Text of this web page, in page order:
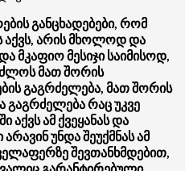
განცხადებები, რომ
აქვს, არის მხოლოდ და
მკაფიო მესიჯი საიმისოდ,
მათ შორის
გაგრძელება, მათ შორის
გაგრძელება რაც უკვე
ამ ქვეყანას და
უნდა შეუქმნას ამ
შევთანხმდებით,